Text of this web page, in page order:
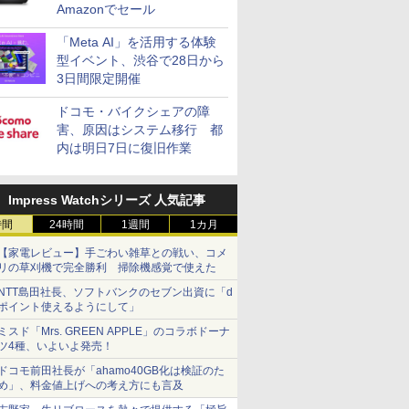
Amazonでセール
「Meta AI」を活用する体験
型イベント、渋谷で28日から
3日間限定開催
ドコモ・バイクシェアの障
害、原因はシステム移行 都
内は明日7日に復旧作業
Impress Watchシリーズ 人気記事
24時間 1週間 1カ月
家電レビュー】手ごわい雑草との戦い、コメ
の草刈機で完全勝利 掃除機感覚で使えた
島田社長、ソフトバンクのセブン出資に「d
イント使えるようにして」
スド「Mrs. GREEN APPLE」のコラボドーナ
4種、いよいよ発売！
コモ前田社長が「ahamo40GB化は検証のた
」、料金値上げへの考え方にも言及